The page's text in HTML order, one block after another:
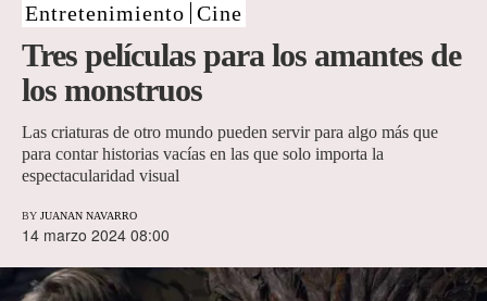
Entretenimiento Cine
Tres películas para los amantes de
los monstruos
Las criaturas de otro mundo pueden servir para algo más que
para contar historias vacías en las que solo importa la
espectacularidad visual
BY JUANAN NAVARRO
14 marzo 2024 08:00